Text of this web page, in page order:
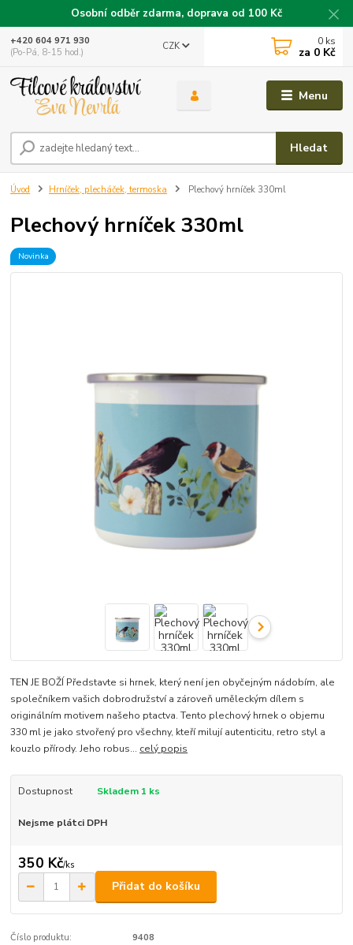
Osobní odběr zdarma, doprava od 100 Kč
Menu
CZK
Hledat
+420 604 971 930
(Po-Pá, 8-15 hod.)
0 ks
za 0 Kč
Úvod Hrníček, plecháček, termoska Plechový hrníček 330ml
Plechový hrníček 330ml
Novinka
TEN JE BOŽÍ Představte si hrnek, který není jen obyčejným nádobím, ale
společníkem vašich dobrodružství a zároveň uměleckým dílem s
originálním motivem našeho ptactva. Tento plechový hrnek o objemu
330 ml je jako stvořený pro všechny, kteří milují autenticitu, retro styl a
kouzlo přírody. Jeho robus... celý popis
Dostupnost Skladem 1 ks
Nejsme plátci DPH
350 Kč/ks
Přidat do košíku
Číslo produktu: 9408